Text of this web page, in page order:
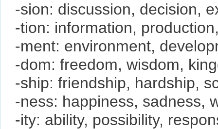
-sion: discussion, decision,
-tion: information,
-ment: environment,
-dom: freedom, wisdom,
-ship: friendship, hardship,
-ness: happiness, sadness,
-ity: ability, possibility,